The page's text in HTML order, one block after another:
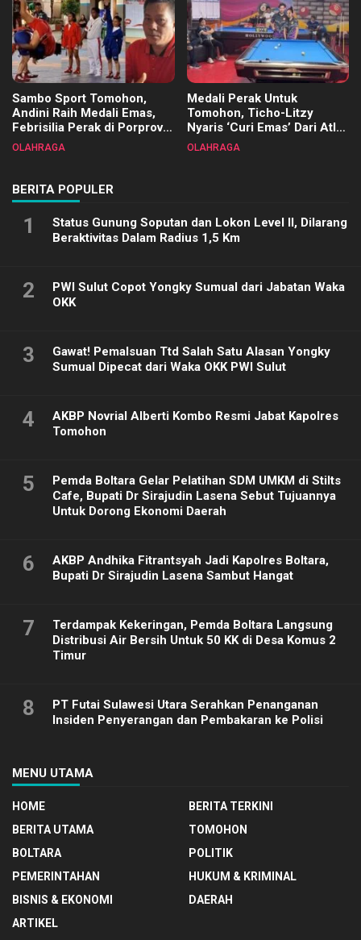
Sambo Sport Tomohon,
Andini Raih Medali Emas,
Febrisilia Perak di Porprov
Sulut 2025
OLAHRAGA
Medali Perak Untuk
Tomohon, Ticho-Litzy
Nyaris ‘Curi Emas’ Dari Atlet
Biliar PON di Porprov Sulut
OLAHRAGA
BERITA POPULER
1
Status Gunung Soputan dan Lokon Level II, Dilarang
Beraktivitas Dalam Radius 1,5 Km
2
PWI Sulut Copot Yongky Sumual dari Jabatan Waka
OKK
3
Gawat! Pemalsuan Ttd Salah Satu Alasan Yongky
Sumual Dipecat dari Waka OKK PWI Sulut
4
AKBP Novrial Alberti Kombo Resmi Jabat Kapolres
Tomohon
5
Pemda Boltara Gelar Pelatihan SDM UMKM di Stilts
Cafe, Bupati Dr Sirajudin Lasena Sebut Tujuannya
Untuk Dorong Ekonomi Daerah
6
AKBP Andhika Fitrantsyah Jadi Kapolres Boltara,
Bupati Dr Sirajudin Lasena Sambut Hangat
7
Terdampak Kekeringan, Pemda Boltara Langsung
Distribusi Air Bersih Untuk 50 KK di Desa Komus 2
Timur
8
PT Futai Sulawesi Utara Serahkan Penanganan
Insiden Penyerangan dan Pembakaran ke Polisi
MENU UTAMA
HOME
BERITA TERKINI
BERITA UTAMA
TOMOHON
BOLTARA
POLITIK
PEMERINTAHAN
HUKUM & KRIMINAL
BISNIS & EKONOMI
DAERAH
ARTIKEL